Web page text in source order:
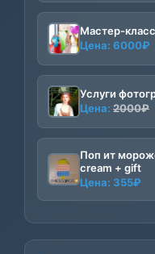
Мастер-
Цена: 6000₽
Услуги
Цена: 2000₽
Поп ит
cream + gift
Цена: 355₽